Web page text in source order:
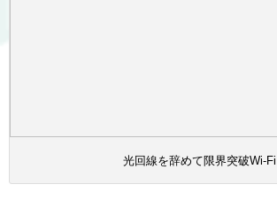
光回線を辞めて限界突破Wi-Fi